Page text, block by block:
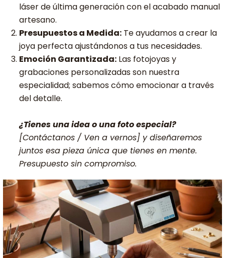
láser de última generación con el acabado manual
artesano.
Presupuestos a Medida: Te ayudamos a crear la
joya perfecta ajustándonos a tus necesidades.
Emoción Garantizada: Las fotojoyas y
grabaciones personalizadas son nuestra
especialidad; sabemos cómo emocionar a través
del detalle.
¿Tienes una idea o una foto especial?
[Contáctanos / Ven a vernos] y diseñaremos
juntos esa pieza única que tienes en mente.
Presupuesto sin compromiso.